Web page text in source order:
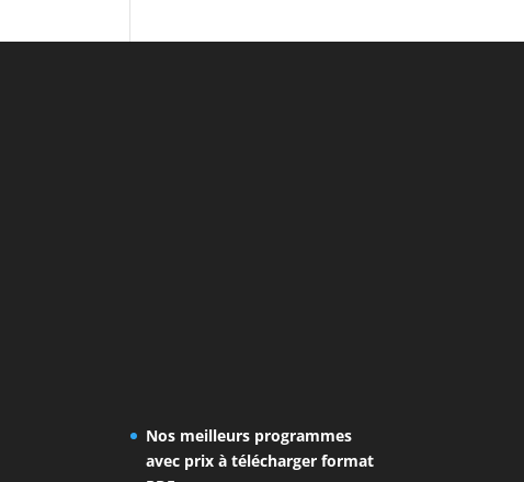
Nos meilleurs programmes
avec prix à télécharger format